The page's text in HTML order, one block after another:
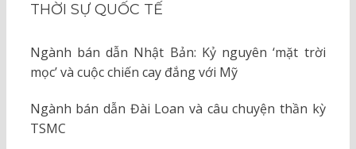
THỜI SỰ QUỐC TẾ
Ngành bán dẫn Nhật Bản: Kỷ nguyên ‘mặt trời
mọc’ và cuộc chiến cay đắng với Mỹ
Ngành bán dẫn Đài Loan và câu chuyện thần kỳ
TSMC